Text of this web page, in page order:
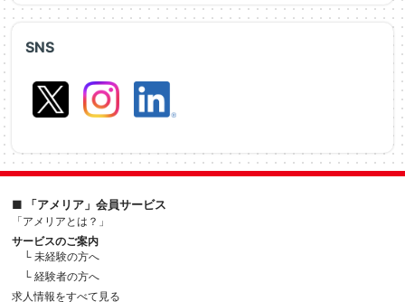
SNS
■ 「アメリア」会員サービス
「アメリアとは？」
サービスのご案内
└ 未経験の方へ
└ 経験者の方へ
求人情報をすべて見る